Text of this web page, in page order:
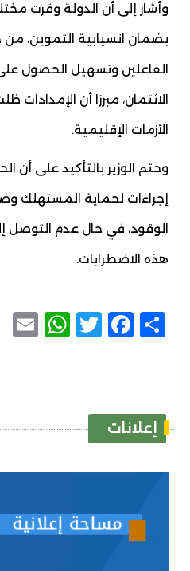
وأشار إلى أن الدولة وفرت
بضمان انسيابية التموين،
الفاعلين وتسهيل الحصول
الائتمان، مبرزا أن
الأزمات الإقليمية.
وختم الوزير بالتأكيد على أن
إجراءات لحماية المستهلك
الوقود، في حال عدم التوصل
هذه الاضطرابات.
Share
Facebook
Twitter
إعلانات